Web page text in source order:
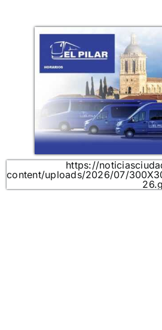
https://
content/uploads/2026/07/